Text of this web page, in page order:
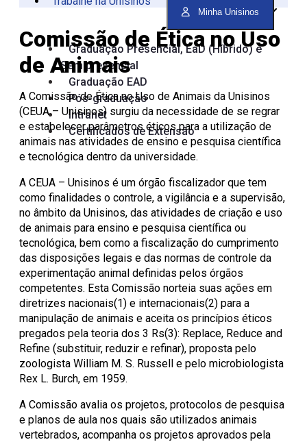
Minha Unisinos
Graduação Presencial, EaD (Híbrido) e
Semipresencial
Graduação EAD
Pós-graduação
Intranet
Certificados de Extensão
Porto Alegre
São Leopoldo
Educação a Distância
Laboratórios de
Informática
Editora Unisinos
Fundação Urbano
Thiesen
Registro de Diplomas
Consulta Lista de
Diplomas
Docência
PIBID
Editais PIBID
Residência
Pedagógica
Editais
Residência
Pedagógica
Apresentação
Comissão
de Ética
no Uso de
Animais
Comitê
de Ética
em
Pesquisa
Apresentação
ISO 14001
ESG Unisinos
SGA Unisinos
Relatórios e
Certificações
Comunicação
Ambiental
Procedimentos
Instruções
operacionais
Comissão de Ética no Uso
de Animais
A Comissão de Ética no Uso de Animais da Unisinos
(CEUA – Unisinos) surgiu da necessidade de se regrar
e estabelecer parâmetros éticos para a utilização de
animais nas atividades de ensino e pesquisa científica
e tecnológica dentro da universidade.
A CEUA – Unisinos é um órgão fiscalizador que tem
como finalidades o controle, a vigilância e a supervisão,
no âmbito da Unisinos, das atividades de criação e uso
de animais para ensino e pesquisa científica ou
tecnológica, bem como a fiscalização do cumprimento
das disposições legais e das normas de controle da
experimentação animal definidas pelos órgãos
competentes. Esta Comissão norteia suas ações em
diretrizes nacionais(1) e internacionais(2) para a
manipulação de animais e aceita os princípios éticos
pregados pela teoria dos 3 Rs(3): Replace, Reduce and
Refine (substituir, reduzir e refinar), proposta pelo
zoologista William M. S. Russell e pelo microbiologista
Rex L. Burch, em 1959.
A Comissão avalia os projetos, protocolos de pesquisa
e planos de aula nos quais são utilizados animais
vertebrados, acompanha os projetos aprovados pela